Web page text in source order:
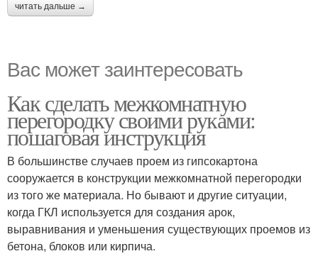
читать дальше →
Вас может заинтересовать
Как сделать межкомнатную
перегородку своими руками:
пошаговая инструкция
В большинстве случаев проем из гипсокартона
сооружается в конструкции межкомнатной перегородки
из того же материала. Но бывают и другие ситуации,
когда ГКЛ используется для создания арок,
выравнивания и уменьшения существующих проемов из
бетона, блоков или кирпича.